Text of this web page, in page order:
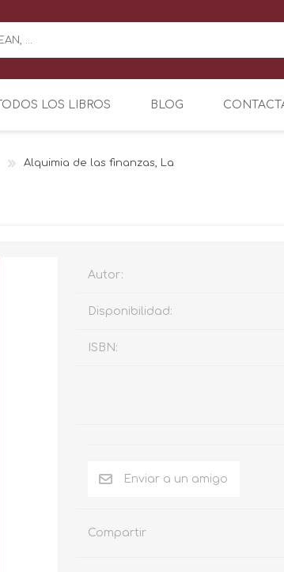
TODOS LOS LIBROS BLOG
Alquimia de las finanzas, La
Autor:
Disponibilidad:
ISBN:
Compartir